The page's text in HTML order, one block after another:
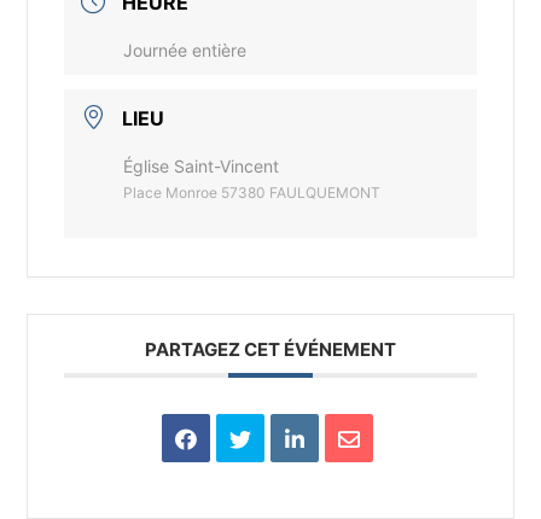
Journée entière
LIEU
Église Saint-Vincent
Place Monroe 57380 FAULQUEMONT
PARTAGEZ CET ÉVÉNEMENT